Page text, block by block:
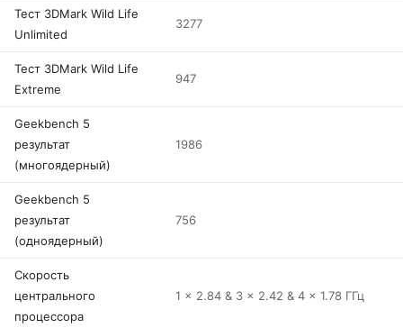
Тест 3DMark Wild Life
Unlimited
3277
Тест 3DMark Wild Life
Extreme
947
Geekbench 5
результат
(многоядерный)
1986
Geekbench 5
результат
(одноядерный)
756
Скорость
центрального
процессора
1 x 2.84 & 3 x 2.42 & 4 x 1.78 ГГц